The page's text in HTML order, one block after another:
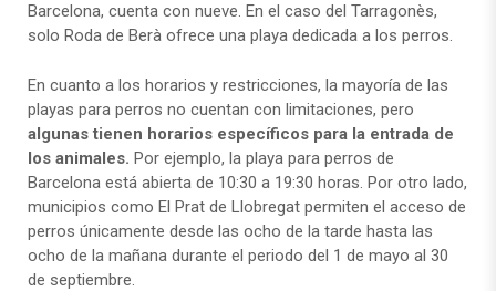
Barcelona, cuenta con nueve. En el caso del Tarragonès,
solo Roda de Berà ofrece una playa dedicada a los perros.
En cuanto a los horarios y restricciones, la mayoría de las
playas para perros no cuentan con limitaciones, pero
algunas tienen horarios específicos para la entrada de
los animales. Por ejemplo, la playa para perros de
Barcelona está abierta de 10:30 a 19:30 horas. Por otro lado,
municipios como El Prat de Llobregat permiten el acceso de
perros únicamente desde las ocho de la tarde hasta las
ocho de la mañana durante el periodo del 1 de mayo al 30
de septiembre.